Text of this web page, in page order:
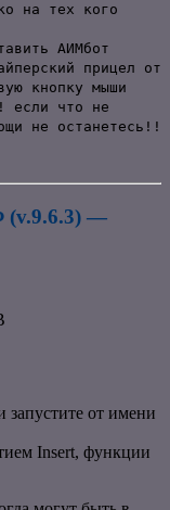
на тех кого
АИМбот
прицел от
кнопку мыши
если что не
не останетесь!!
(v.9.6.3) —
от имени
Insert, функции